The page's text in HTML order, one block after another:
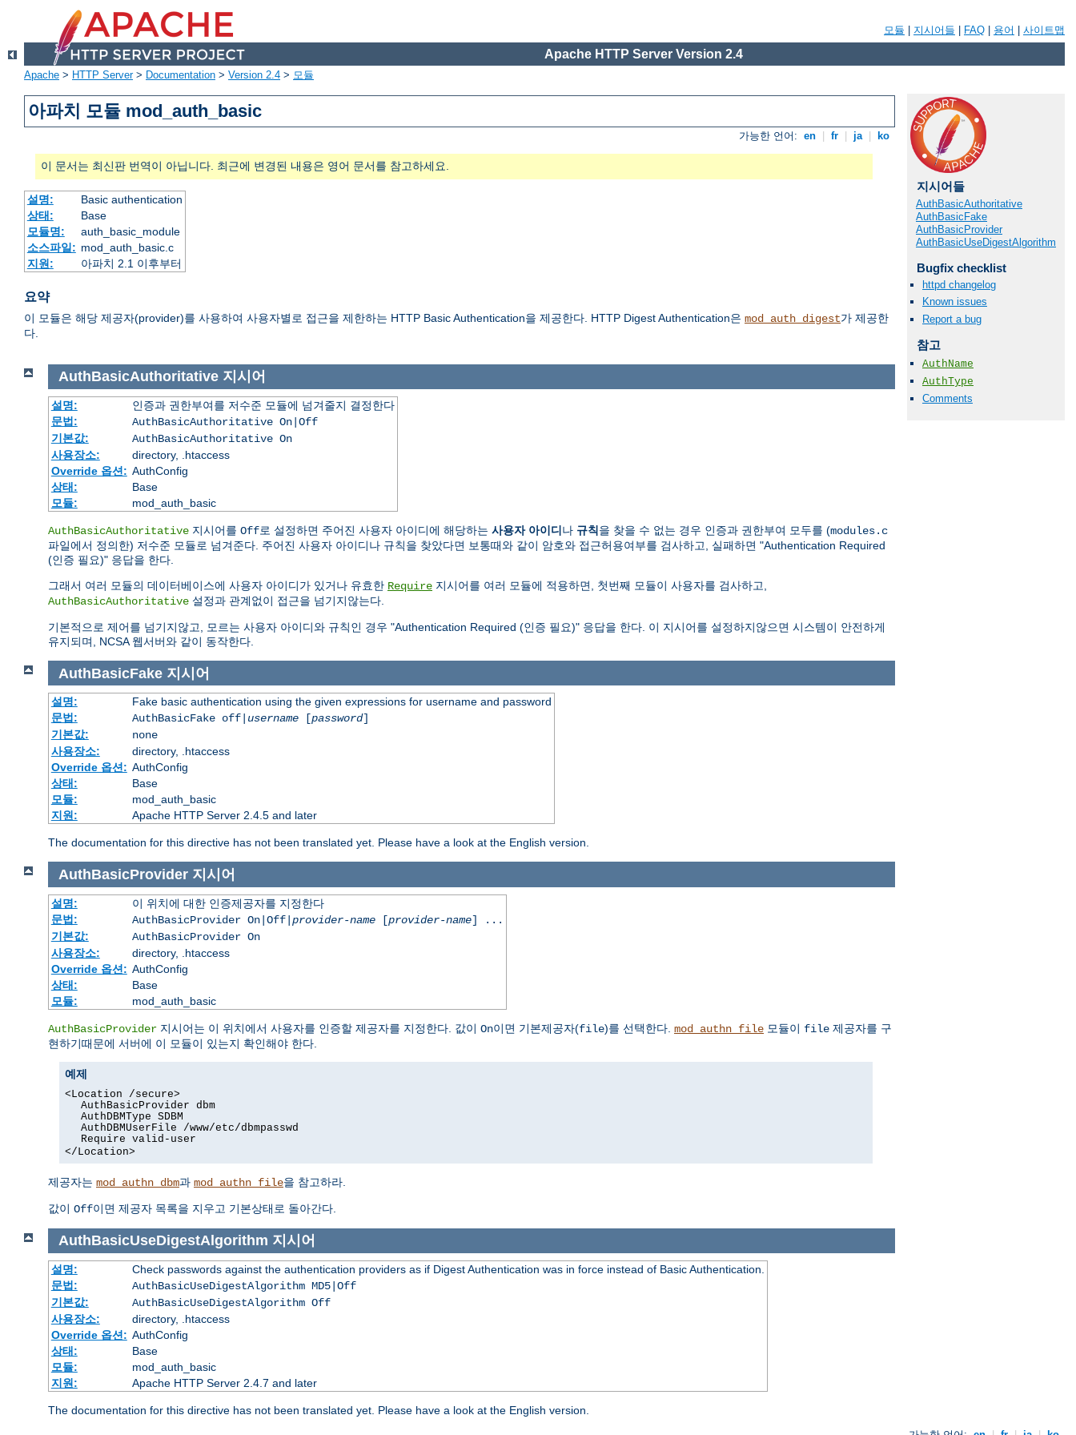
모듈 지시어들 FAQ 용어 사이트맵
Apache HTTP Server Version 2.4
Apache > HTTP Server> Documentation > Version 2.4 > 모듈
아파치 모듈 mod_auth_basic
가능한 언어: en fr ja ko
이 문서는 최신판 번역이 아닙니다. 최근에 변경된 내용은 영어 문서를 참고하세요.
설명:
Basic authentication
상태:
Base
모듈명:
auth_basic_module
소스파일: mod_auth_basic.c
지원:
아파치 2.1 이후부터
요약
이 모듈은 해당 제공자(provider)를 사용하여 사용자별로 접근을 제한하는 HTTP Basic Authentication을 제공한다. HTTP Digest Authentication은 mod_auth_digest가 제공한
다.
지시어들
AuthBasicAuthoritative
AuthBasicFake
AuthBasicProvider
AuthBasicUseDigestAlgorithm
Bugfix checklist
httpd changelog
Known issues
Report a bug
참고
AuthName
AuthType
Comments
AuthBasicAuthoritative 지시어
설명:
인증과 권한부여를 저수준 모듈에 넘겨줄지 결정한다
문법:
AuthBasicAuthoritative On|Off
기본값:
AuthBasicAuthoritative On
사용장소:
directory, .htaccess
Override 옵션: AuthConfig
상태:
Base
모듈:
mod_auth_basic
AuthBasicAuthoritative 지시어를 Off로 설정하면 주어진 사용자 아이디에 해당하는 사용자 아이디 나 규칙을 찾을 수 없는 경우 인증과 권한부여 모두를 (modules.c
파일에서 정의한) 저수준 모듈로 넘겨준다. 주어진 사용자 아이디나 규칙을 찾았다면 보통때와 같이 암호와 접근허용여부를 검사하고, 실패하면 "Authentication Required
(인증 필요)" 응답을 한다.
그래서 여러 모듈의 데이터베이스에 사용자 아이디가 있거나 유효한 Require 지시어를 여러 모듈에 적용하면, 첫번째 모듈이 사용자를 검사하고,
AuthBasicAuthoritative 설정과 관계없이 접근을 넘기지않는다.
기본적으로 제어를 넘기지않고, 모르는 사용자 아이디와 규칙인 경우 "Authentication Required (인증 필요)" 응답을 한다. 이 지시어를 설정하지않으면 시스템이 안전하게
유지되며, NCSA 웹서버와 같이 동작한다.
AuthBasicFake 지시어
설명:
Fake basic authentication using the given expressions for username and password
문법:
AuthBasicFake off| username[password]
기본값:
none
사용장소:
directory, .htaccess
Override 옵션: AuthConfig
상태:
Base
모듈:
mod_auth_basic
지원:
Apache HTTP Server 2.4.5 and later
The documentation for this directive has not been translated yet. Please have a look at the English version.
AuthBasicProvider 지시어
설명:
이 위치에 대한 인증제공자를 지정한다
문법:
AuthBasicProvider On|Off| provider-name[provider-name] ...
기본값:
AuthBasicProvider On
사용장소:
directory, .htaccess
Override 옵션: AuthConfig
상태:
Base
모듈:
mod_auth_basic
AuthBasicProvider 지시어는 이 위치에서 사용자를 인증할 제공자를 지정한다. 값이 On이면 기본제공자(file)를 선택한다. mod_authn_file 모듈이 file 제공자를 구
현하기때문에 서버에 이 모듈이 있는지 확인해야 한다.
예제
<Location /secure>
AuthBasicProvider dbm
AuthDBMType SDBM
AuthDBMUserFile /www/etc/dbmpasswd
Require valid-user
</Location>
제공자는 mod_authn_dbm과 mod_authn_file을 참고하라.
값이 Off이면 제공자 목록을 지우고 기본상태로 돌아간다.
AuthBasicUseDigestAlgorithm 지시어
설명:
Check passwords against the authentication providers as if Digest Authentication was in force instead of Basic Authentication.
문법:
AuthBasicUseDigestAlgorithm MD5|Off
기본값:
AuthBasicUseDigestAlgorithm Off
사용장소:
directory, .htaccess
Override 옵션: AuthConfig
상태:
Base
모듈:
mod_auth_basic
지원:
Apache HTTP Server 2.4.7 and later
The documentation for this directive has not been translated yet. Please have a look at the English version.